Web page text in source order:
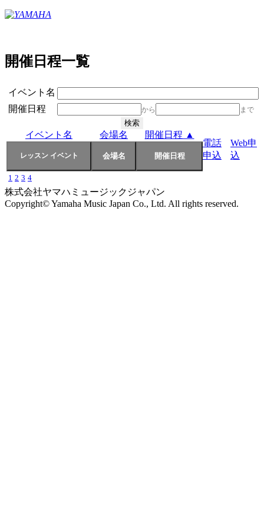
開催日程一覧
イベント名
開催日程
から まで
イベント名 会場名
開催日程 ▲
電話
申込
Web申
込
1 2 3 4
株式会社ヤマハミュージックジャパン
Copyright© Yamaha Music Japan Co., Ltd. All rights reserved.